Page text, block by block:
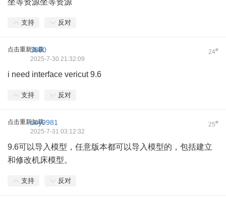
坐等资源坐等资源
支持 反对
点击重新加载 24#
3580
2025-7-30 21:32:09
i need interface vericut 9.6
支持 反对
点击重新加载 25#
boy9981
2025-7-31 03:12:32
9.6可以导入模型，任意版本都可以导入模型的，包括建立
和修改机床模型。
支持 反对